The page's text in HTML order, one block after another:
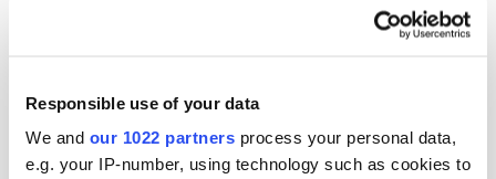
Responsible use of your data
We and our 1022 partners process your personal data,
e.g. your IP-number, using technology such as cookies to
Andreas Rosenlund, viestintäjohtaja, Kronans Apotek,
Lisää uutisia